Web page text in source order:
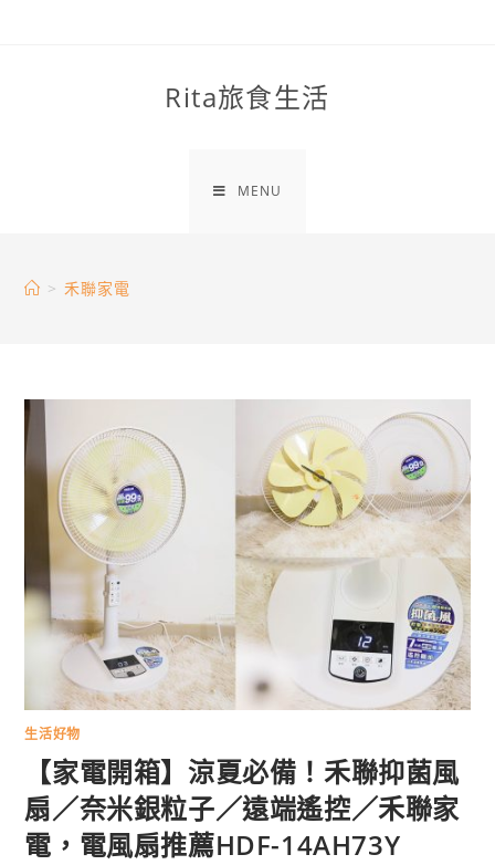
Rita旅食生活
MENU
> 禾聯家電
生活好物
【家電開箱】涼夏必備！禾聯抑菌風
扇／奈米銀粒子／遠端遙控／禾聯家
電，電風扇推薦HDF-14AH73Y